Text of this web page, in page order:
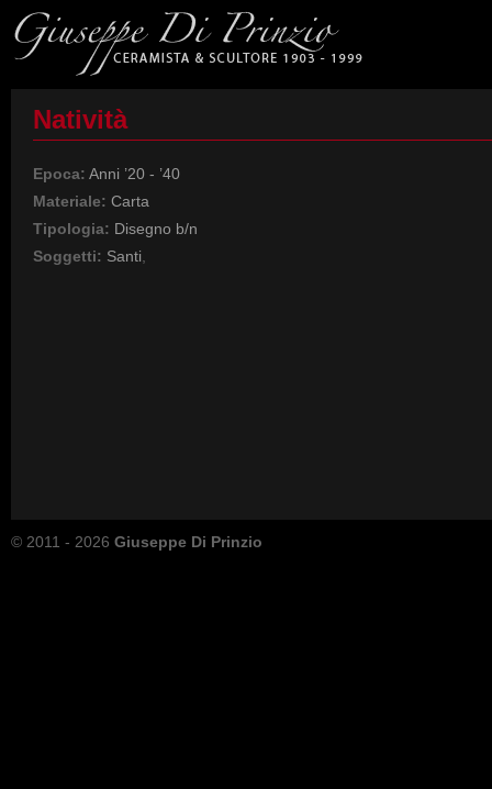
Natività
Epoca: Anni ’20 - ’40
Materiale: Carta
Tipologia: Disegno b/n
Soggetti: Santi
© 2011 - 2026 Giuseppe Di Prinzio